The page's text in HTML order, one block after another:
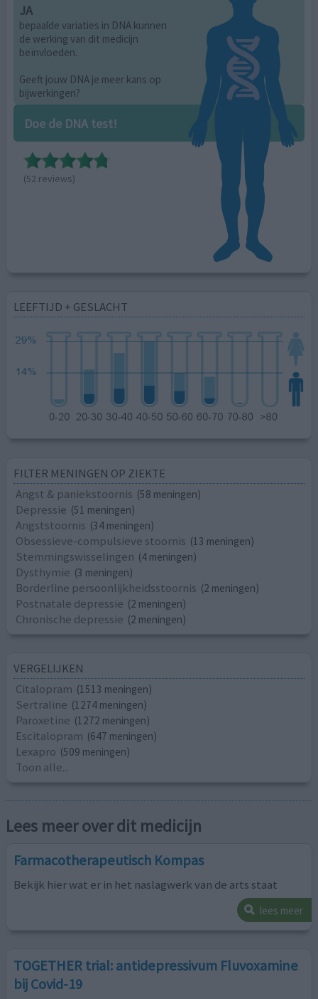
JA
bepaalde variaties in DNA kunnen
de werking van dit medicijn
beïnvloeden.
Geeft jouw DNA je meer kans op
bijwerkingen?
Doe de DNA test!
(52 reviews)
LEEFTIJD + GESLACHT
FILTER MENINGEN OP ZIEKTE
Angst & paniekstoornis (58 meningen)
Depressie (51 meningen)
Angststoornis (34 meningen)
Obsessieve-compulsieve stoornis (13 meningen)
Stemmingswisselingen (4 meningen)
Dysthymie (3 meningen)
Borderline persoonlijkheidsstoornis (2 meningen)
Postnatale depressie (2 meningen)
Chronische depressie (2 meningen)
VERGELIJKEN
Citalopram (1513 meningen)
Sertraline (1274 meningen)
Paroxetine (1272 meningen)
Escitalopram (647 meningen)
Lexapro (509 meningen)
Toon alle...
Lees meer over dit medicijn
Farmacotherapeutisch Kompas
Bekijk hier wat er in het naslagwerk van de arts staat
lees meer
TOGETHER trial: antidepressivum Fluvoxamine
bij Covid-19